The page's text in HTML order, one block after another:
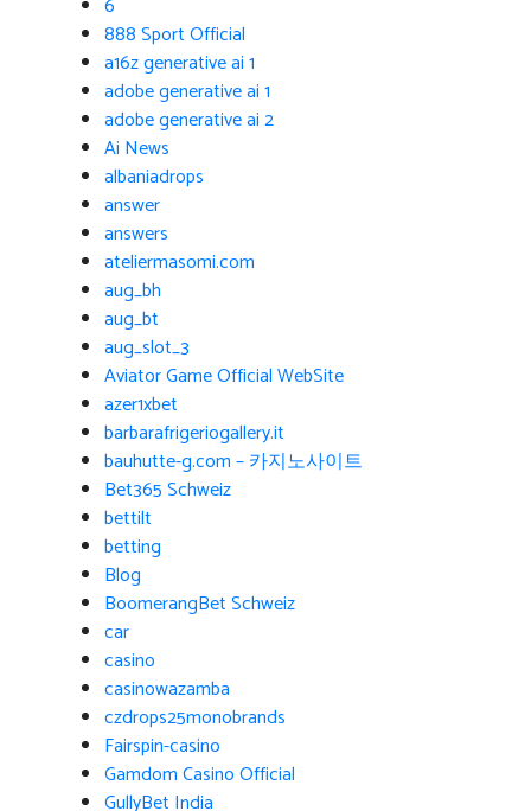
6
888 Sport Official
a16z generative ai 1
adobe generative ai 1
adobe generative ai 2
Ai News
albaniadrops
answer
answers
ateliermasomi.com
aug_bh
aug_bt
aug_slot_3
Aviator Game Official WebSite
azer1xbet
barbarafrigeriogallery.it
bauhutte-g.com – 카지노사이트
Bet365 Schweiz
bettilt
betting
Blog
BoomerangBet Schweiz
car
casino
casinowazamba
czdrops25monobrands
Fairspin-casino
Gamdom Casino Official
GullyBet India